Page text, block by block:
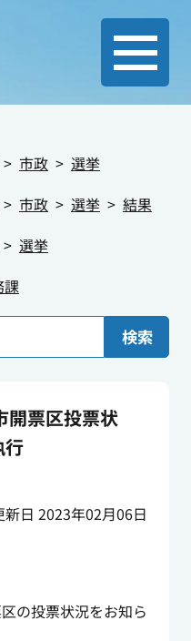
市政
選挙
市政 選挙
結果
選挙
課
検索
開票区投票状
新日 2023年02月06日
の投票状況をお知ら